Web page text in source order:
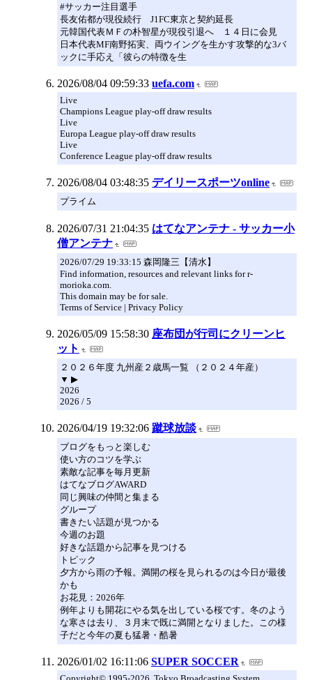
#サッカー注目選手
長友佑都が現役続行 J1FC東京と契約延長
元韓国代表ＭＦの朴智星が現役引退へ １４日に会見
日本代表MF南野拓実、両ウイングを生かす攻撃的な3バ
ックに手応え「彼らの特徴を生
2026/08/04 09:59:33 uefa.com
Live
Champions League play-off draw results
Live
Europa League play-off draw results
Live
Conference League play-off draw results
2026/08/04 03:48:35 デイリースポーツonline
プライム
2026/07/31 21:04:35 はてなアンテナ - サッカー小
僧アンテナ
2026/07/29 19:33:15 森岡隆三【清水】
Find information, resources and relevant links for r-
morioka.com.
This domain may be for sale.
Terms of Service | Privacy Policy
2026/05/09 15:58:30 座布団が行司にクリーンヒ
ット
２０２６年度 九州産２歳馬一覧 （２０２４年産）
▼ ▶
2026
2026 / 5
2026/04/19 19:32:06 蹴球放談
ブログをもっと楽しむ
使い方のコツを学ぶ
素敵な記事を毎月更新
はてなブログAWARD
同じ興味の仲間と集まる
グループ
書きたい話題が見つかる
今週のお題
好きな話題から記事を見つける
トピック
夕方から雨の予報。満開の桜を見られるのは今日が最後
かも
お花見：2026年
例年よりも開花にやる気を出している桜です。冬のよう
な寒さは去り、３月末で既に満開となりました。この様
子だと今年の夏も猛暑・酷暑
2026/01/02 16:11:06 SUPER SOCCER